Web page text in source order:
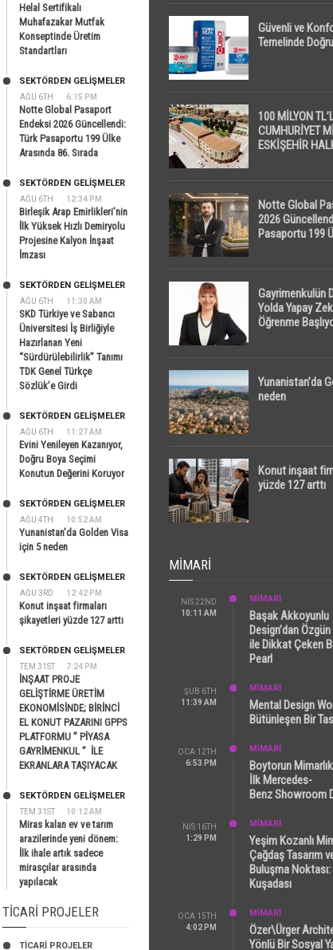
Helal Sertifikalı
Muhafazakar Mutfak
Konseptinde Üretim
Standartları
AĞU 6TH 6:15 PM
SEKTÖRDEN GELIŞMELER
Notte Global Pasaport
Endeksi 2026 Güncellendi:
Türk Pasaportu 199 Ülke
Arasında 86. Sırada
AĞU 6TH 12:34 PM
SEKTÖRDEN GELIŞMELER
Birleşik Arap Emirlikleri’nin
İlk Yüksek Hızlı Demiryolu
Projesine Kalyon İnşaat
İmzası
AĞU 6TH 11:30 AM
SEKTÖRDEN GELIŞMELER
SKD Türkiye ve Sabancı
Üniversitesi İş Birliğiyle
Hazırlanan Yeni
“Sürdürülebilirlik” Tanımı
TDK Genel Türkçe
Sözlük’e Girdi
AĞU 6TH 11:27 AM
SEKTÖRDEN GELIŞMELER
Evini Yenileyen Kazanıyor,
Doğru Boya Seçimi
Konutun Değerini Koruyor
AĞU 4TH 10:52 AM
SEKTÖRDEN GELIŞMELER
Yunanistan’da Golden Visa
için 5 neden
AĞU 3RD 12:42 PM
SEKTÖRDEN GELIŞMELER
Konut inşaat firmaları
şikayetleri yüzde 127 arttı
TEM 31ST 7:24 PM
SEKTÖRDEN GELIŞMELER
İNŞAAT PROJE
GELİŞTİRME ÜRETİM
EKONOMİSİNDE; BİRİNCİ
EL KONUT PAZARINI GPPS
PLATFORMU ” PİYASA
GAYRİMENKUL ” İLE
EKRANLARA TAŞIYACAK
TEM 31ST 10:12 AM
SEKTÖRDEN GELIŞMELER
Miras kalan ev ve tarım
arazilerinde yeni dönem:
İlk ihale artık sadece
mirasçılar arasında
yapılacak
TICARI PROJELER
TİCARİ PROJELER
Güvenli ve
Temelinde
100 MİLYON
CUMHURİYET
ESKİŞEHİR
Notte Global
2026
Pasaportu 199
Gayrimenkulün
Yolda Yapay
Öğrenme
Yunanistan’da
neden
Konut inşaat
yüzde 127 arttı
MIMARI
NIS 22ND
10:11 AM
MİMARİ
Başak Akkoyunlu
Design’dan
ile Dikkat Çeken
Pearl
ŞUB 6TH
11:39 AM
MİMARİ
Mental Design
Bütünleşen Bir
OCA 12TH
6:53 PM
MİMARİ
Boytorun
İlk Mercedes-
Benz Showroom
NIS 16TH
1:29 PM
MİMARİ
Yeşim Kozanlı
Çağdaş Tasarım
Buluşma
Kuşadası
OCA 15TH
4:02 PM
MİMARİ
Özer\Ürger
Yönlü Bir Sosyal